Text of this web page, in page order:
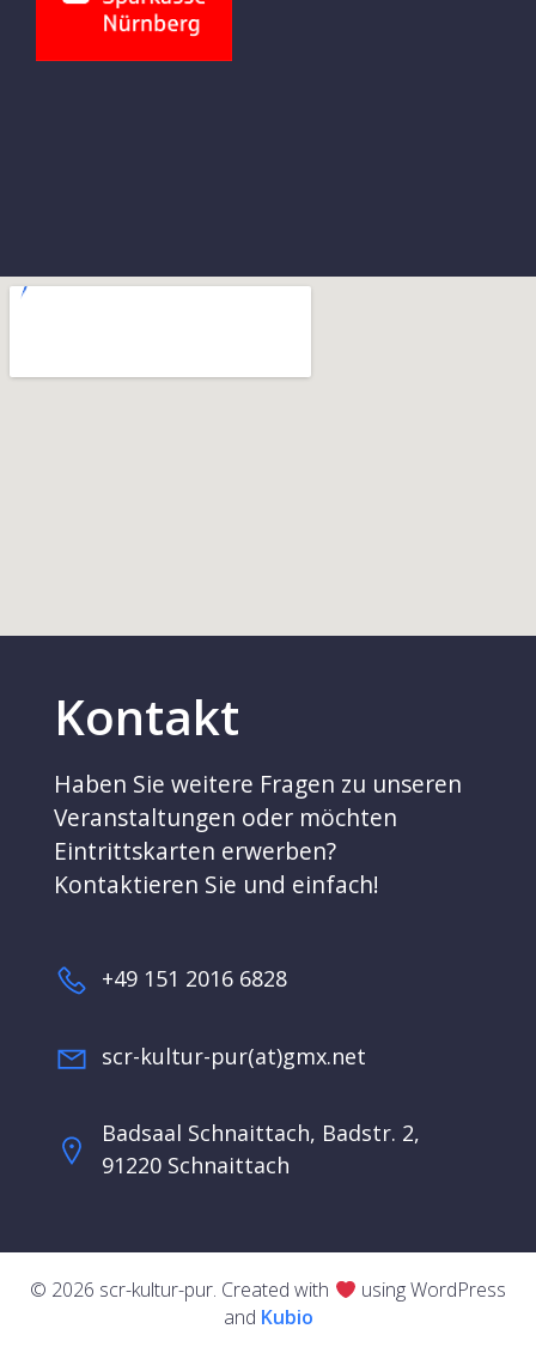
Kontakt
Haben Sie weitere Fragen zu unseren
Veranstaltungen oder möchten
Eintrittskarten erwerben?
Kontaktieren Sie und einfach!
+49 151 2016 6828
scr-kultur-pur(at)gmx.net
Badsaal Schnaittach, Badstr. 2,
91220 Schnaittach
© 2026 scr-kultur-pur. Created with
using WordPress
and Kubio